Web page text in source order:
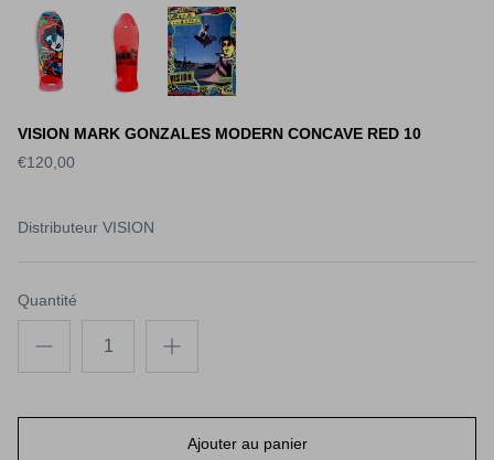
EYE KID 9.4
RODNEY MULLEN ROCK IS KING 10
VISION MARK GONZALES MODERN CONCAVE RED 10
€120,00
Distributeur VISION
Quantité
Ajouter au panier